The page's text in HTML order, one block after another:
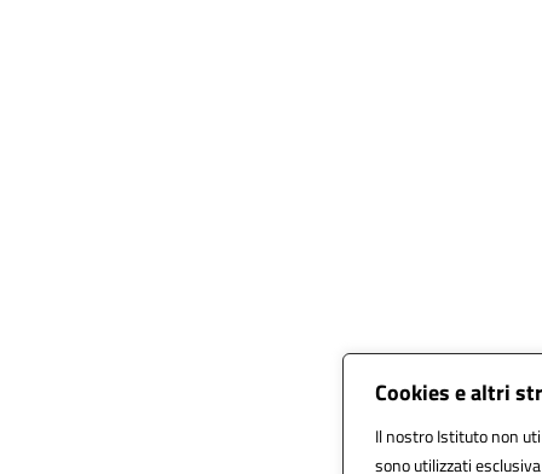
Cookies e altri
Il nostro Istituto non
sono utilizzati